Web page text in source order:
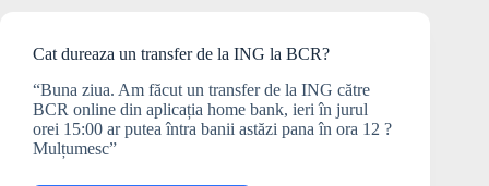
Cat dureaza un transfer de la ING la BCR?
“Buna ziua. Am făcut un transfer de la ING către
BCR online din aplicația home bank, ieri în jurul
orei 15:00 ar putea întra banii astăzi pana în ora 12 ?
Mulțumesc”